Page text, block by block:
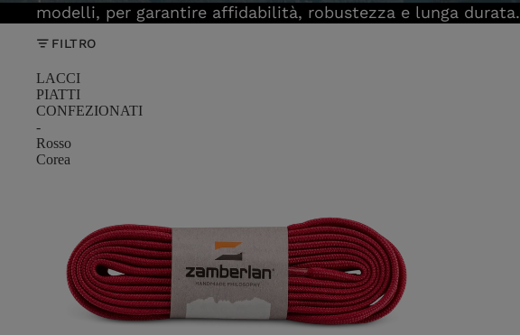
modelli, per garantire affidabilità, robustezza e lunga durata.
FILTRO
LACCI
PIATTI
CONFEZIONATI
-
Rosso
Corea